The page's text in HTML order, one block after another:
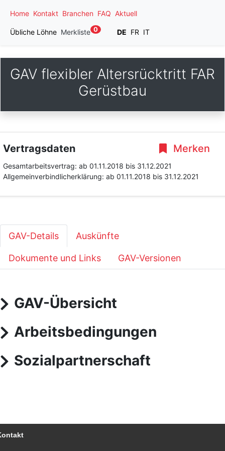
Home Kontakt Branchen FAQ Aktuell
Übliche Löhne Merkliste 0 DE FR IT
GAV flexibler Altersrücktritt FAR
Gerüstbau
Merken
Vertragsdaten
Gesamtarbeitsvertrag: ab 01.11.2018 bis 31.12.2021
Allgemeinverbindlicherklärung: ab 01.11.2018 bis 31.12.2021
GAV-Details Auskünfte
Dokumente und Links GAV-Versionen
GAV-Übersicht
Arbeitsbedingungen
Sozialpartnerschaft